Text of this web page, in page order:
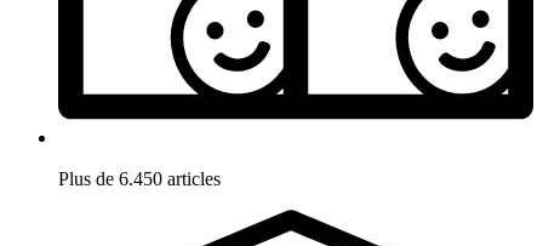
Plus de 6.450 articles